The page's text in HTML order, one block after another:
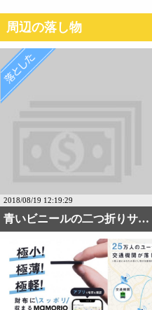
周辺の落し物
2018/08/19 12:19:29
青いビニールの二つ折りサ・・・